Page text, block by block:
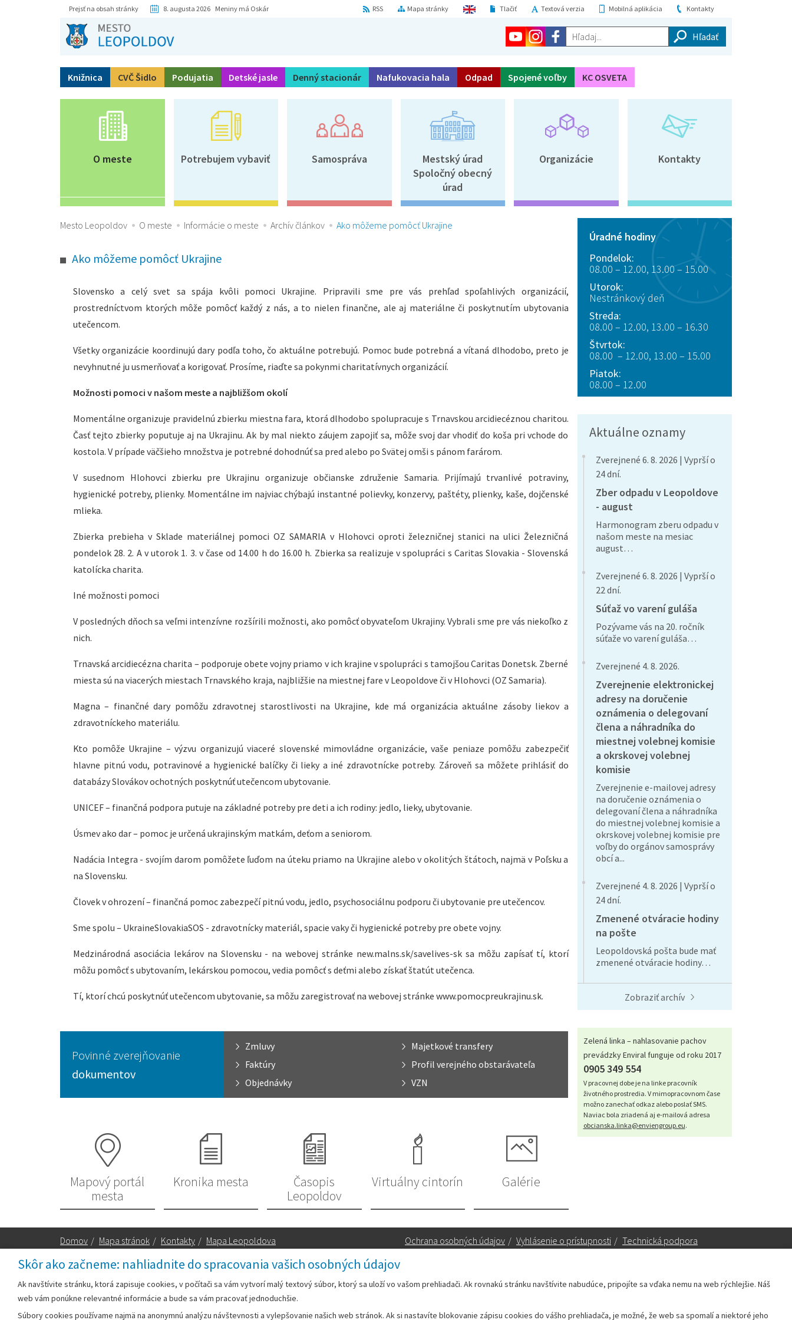
Skôr ako začneme: nahliadnite do spracovania vašich osobných údajov
Ak navštívite stránku, ktorá zapisuje cookies, v počítači sa vám vytvorí malý textový súbor, ktorý sa uloží vo vašom prehliadači. Ak rovnakú stránku navštívite nabudúce, pripojíte sa vďaka nemu na web rýchlejšie. Náš
web vám ponúkne relevantné informácie a bude sa vám pracovať jednoduchšie.
Súbory cookies používame najmä na anonymnú analýzu návštevnosti a vylepšovanie našich web stránok. Ak si nastavíte blokovanie zápisu cookies do vášho prehliadača, je možné, že web sa spomalí a niektoré jeho
Prejsť na obsah stránky 8. augusta 2026 Meniny má Oskár Kontakty
Mobilná aplikácia
Textová verzia
Tlačiť
Mapa stránky
RSS
Hľadaj...
Knižnica CVČ Šidlo Podujatia Detské jasle Denný stacionár Nafukovacia hala Odpad Spojené voľby KC OSVETA
O meste Potrebujem vybaviť Samospráva
Mestský úrad
Spoločný obecný
úrad
Organizácie Kontakty
Mesto Leopoldov O meste Informácie o meste Archív článkov Ako môžeme pomôcť Ukrajine
Ako môžeme pomôcť Ukrajine
Slovensko a celý svet sa spája kvôli pomoci Ukrajine. Pripravili sme pre vás prehľad spoľahlivých organizácií,
prostredníctvom ktorých môže pomôcť každý z nás, a to nielen finančne, ale aj materiálne či poskytnutím ubytovania
utečencom.
Všetky organizácie koordinujú dary podľa toho, čo aktuálne potrebujú. Pomoc bude potrebná a vítaná dlhodobo, preto je
nevyhnutné ju usmerňovať a korigovať. Prosíme, riaďte sa pokynmi charitatívnych organizácií.
Možnosti pomoci v našom meste a najbližšom okolí
Momentálne organizuje pravidelnú zbierku miestna fara, ktorá dlhodobo spolupracuje s Trnavskou arcidiecéznou charitou.
Časť tejto zbierky poputuje aj na Ukrajinu. Ak by mal niekto záujem zapojiť sa, môže svoj dar vhodiť do koša pri vchode do
kostola. V prípade väčšieho množstva je potrebné dohodnúť sa pred alebo po Svätej omši s pánom farárom.
V susednom Hlohovci zbierku pre Ukrajinu organizuje občianske združenie Samaria. Prijímajú trvanlivé potraviny,
hygienické potreby, plienky. Momentálne im najviac chýbajú instantné polievky, konzervy, paštéty, plienky, kaše, dojčenské
mlieka.
Zbierka prebieha v Sklade materiálnej pomoci OZ SAMARIA v Hlohovci oproti železničnej stanici na ulici Železničná
pondelok 28. 2. A v utorok 1. 3. v čase od 14.00 h do 16.00 h. Zbierka sa realizuje v spolupráci s Caritas Slovakia - Slovenská
katolícka charita.
Iné možnosti pomoci
V posledných dňoch sa veľmi intenzívne rozšírili možnosti, ako pomôcť obyvateľom Ukrajiny. Vybrali sme pre vás niekoľko z
nich.
Trnavská arcidiecézna charita – podporuje obete vojny priamo v ich krajine v spolupráci s tamojšou Caritas Donetsk. Zberné
miesta sú na viacerých miestach Trnavského kraja, najbližšie na miestnej fare v Leopoldove či v Hlohovci (OZ Samaria).
Magna – finančné dary pomôžu zdravotnej starostlivosti na Ukrajine, kde má organizácia aktuálne zásoby liekov a
zdravotníckeho materiálu.
Kto pomôže Ukrajine – výzvu organizujú viaceré slovenské mimovládne organizácie, vaše peniaze pomôžu zabezpečiť
hlavne pitnú vodu, potravinové a hygienické balíčky či lieky a iné zdravotnícke potreby. Zároveň sa môžete prihlásiť do
databázy Slovákov ochotných poskytnúť utečencom ubytovanie.
UNICEF – finančná podpora putuje na základné potreby pre deti a ich rodiny: jedlo, lieky, ubytovanie.
Úsmev ako dar – pomoc je určená ukrajinským matkám, deťom a seniorom.
Nadácia Integra - svojím darom pomôžete ľuďom na úteku priamo na Ukrajine alebo v okolitých štátoch, najmä v Poľsku a
na Slovensku.
Človek v ohrození – finančná pomoc zabezpečí pitnú vodu, jedlo, psychosociálnu podporu či ubytovanie pre utečencov.
Sme spolu – UkraineSlovakiaSOS - zdravotnícky materiál, spacie vaky či hygienické potreby pre obete vojny.
Medzinárodná asociácia lekárov na Slovensku - na webovej stránke new.malns.sk/savelives-sk sa môžu zapísať tí, ktorí
môžu pomôcť s ubytovaním, lekárskou pomocou, vedia pomôcť s deťmi alebo získať štatút utečenca.
Tí, ktorí chcú poskytnúť utečencom ubytovanie, sa môžu zaregistrovať na webovej stránke www.pomocpreukrajinu.sk.
Povinné zverejňovanie
dokumentov
Zmluvy
Majetkové transfery
Faktúry
Profil verejného obstarávateľa
Objednávky
VZN
Mapový portál
mesta
Kronika mesta
Časopis
Leopoldov
Virtuálny cintorín Galérie
Úradné hodiny
Pondelok:
08.00 – 12.00, 13.00 – 15.00
Utorok:
Nestránkový deň
Streda:
08.00 – 12.00, 13.00 – 16.30
Štvrtok:
08.00 – 12.00, 13.00 – 15.00
Piatok:
08.00 – 12.00
Aktuálne oznamy
Zverejnené 6. 8. 2026 | Vyprší o
24 dní.
Zber odpadu v Leopoldove
- august
Harmonogram zberu odpadu v
našom meste na mesiac
august…
Zverejnené 6. 8. 2026 | Vyprší o
22 dní.
Súťaž vo varení guláša
Pozývame vás na 20. ročník
súťaže vo varení guláša…
Zverejnené 4. 8. 2026.
Zverejnenie elektronickej
adresy na doručenie
oznámenia o delegovaní
člena a náhradníka do
miestnej volebnej komisie
a okrskovej volebnej
komisie
Zverejnenie e-mailovej adresy
na doručenie oznámenia o
delegovaní člena a náhradníka
do miestnej volebnej komisie a
okrskovej volebnej komisie pre
voľby do orgánov samosprávy
obcí a...
Zverejnené 4. 8. 2026 | Vyprší o
24 dní.
Zmenené otváracie hodiny
na pošte
Leopoldovská pošta bude mať
zmenené otváracie hodiny…
Zobraziť archív
Zelená linka – nahlasovanie pachov
prevádzky Enviral funguje od roku 2017
0905 349 554
V pracovnej dobe je na linke pracovník
životného prostredia. V mimopracovnom čase
možno zanechať odkaz alebo poslať SMS.
Naviac bola zriadená aj e-mailová adresa
obcianska.linka@enviengroup.eu.
Domov / Mapa stránok / Kontakty / Mapa Leopoldova Ochrana osobných údajov / Vyhlásenie o prístupnosti / Technická podpora
Mestský úrad Leopoldov